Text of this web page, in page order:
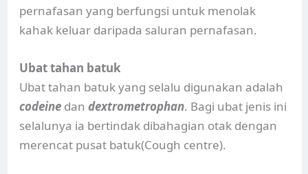
pernafasan yang berfungsi untuk menolak
kahak keluar daripada saluran pernafasan.
Ubat tahan batuk
Ubat tahan batuk yang selalu digunakan adalah
codeine dandextrometrophan. Bagi ubat jenis ini
selalunya ia bertindak dibahagian otak dengan
merencat pusat batuk(Cough centre).